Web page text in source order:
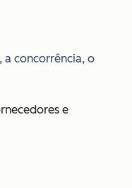
concorrência, o
e